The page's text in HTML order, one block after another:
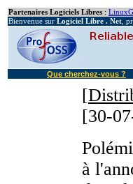
Partenaires Logiciels Libres :
Bienvenue sur Logiciel Libre . Net ,
Que cherchez-vous ?
[
[30-
à